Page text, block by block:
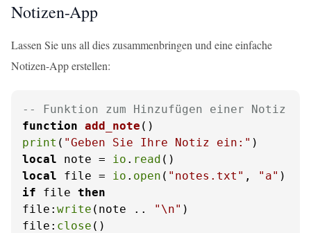
Notizen-App
Lassen Sie uns all dies zusammenbringen und eine einfache
Notizen-App erstellen:
-- Funktion zum Hinzufügen einer Notiz
function add_note ()
print ( "Geben Sie Ihre Notiz ein:"
local note = io . read
local file = io . open ( "notes.txt" , "a"
if file then
file: write (note .. "\n" )
file: close